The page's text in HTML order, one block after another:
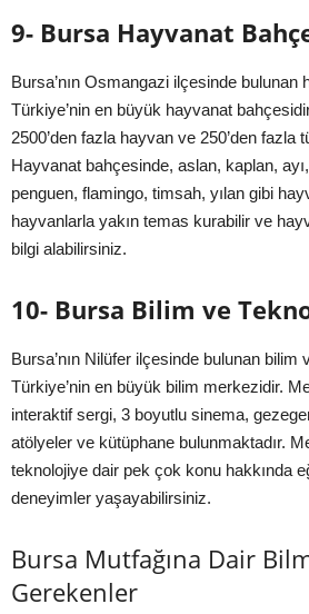
9- Bursa Hayvanat
Bursa’nın Osmangazi ilçesinde bulunan
Türkiye’nin en büyük hayvanat
2500’den fazla hayvan ve 250’den fazla
Hayvanat bahçesinde, aslan, kaplan,
penguen, flamingo, timsah, yılan gibi
hayvanlarla yakın temas kurabilir ve
bilgi alabilirsiniz.
10- Bursa Bilim ve
Bursa’nın Nilüfer ilçesinde bulunan bilim
Türkiye’nin en büyük bilim merkezidir.
interaktif sergi, 3 boyutlu sinema,
atölyeler ve kütüphane bulunmaktadır.
teknolojiye dair pek çok konu hakkında
deneyimler yaşayabilirsiniz.
Bursa Mutfağına Dair
Gerekenler